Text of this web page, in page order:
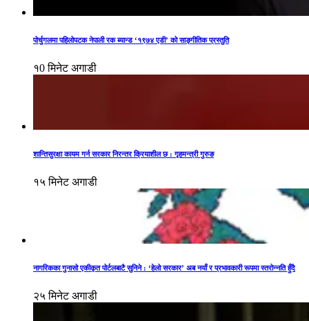
पोर्चुगलमा पहिलोपटक नेपाली रक ब्यान्ड ‘१९७४ एडी’ को साङ्गीतिक प्रस्तुति
१0 मिनेट अगाडी
शान्तिसुरक्षा कायम गर्न सरकार निरन्तर क्रियाशील छ : गृहमन्त्री गुरुङ
१५ मिनेट अगाडी
नागरिकका गुनासो एकीकृत पोर्टलबाटै सुनिने : ‘हेलो सरकार’ अब नयाँ र प्रभावकारी रूपमा स्तरोन्नति हुँदै
२५ मिनेट अगाडी